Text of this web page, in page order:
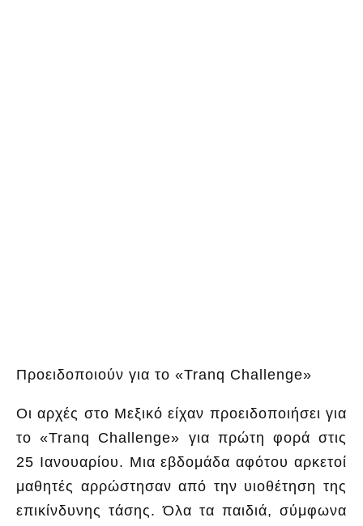
Προειδοποιούν για το «Tranq Challenge»
Οι αρχές στο Μεξικό είχαν προειδοποιήσει για
το «Tranq Challenge» για πρώτη φορά στις
25 Ιανουαρίου. Μια εβδομάδα αφότου αρκετοί
μαθητές αρρώστησαν από την υιοθέτηση της
επικίνδυνης τάσης. Όλα τα παιδιά, σύμφωνα